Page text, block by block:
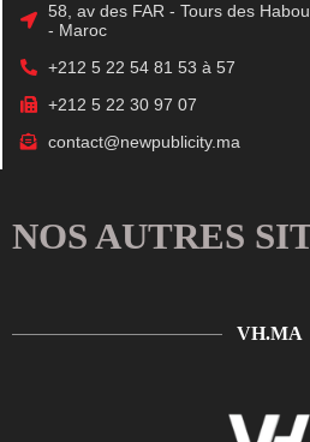
58, av des FAR - Tours des
- Maroc
+212 5 22 54 81 53 à 57
+212 5 22 30 97 07
contact@newpublicity.ma
NOS AUTRES
VH.MA